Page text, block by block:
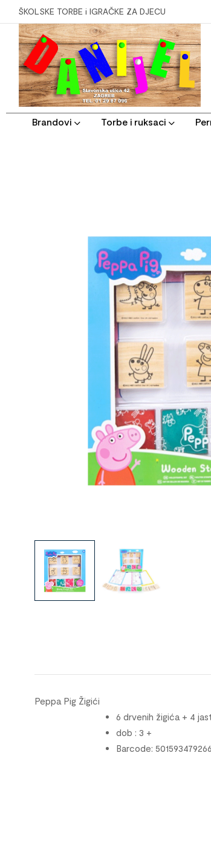
ŠKOLSKE TORBE i IGRAČKE ZA DJECU
Brandovi Torbe i ruksaci
Peppa Pig Žigići
6 drvenih žigića + 4
dob : 3 +
Barcode: